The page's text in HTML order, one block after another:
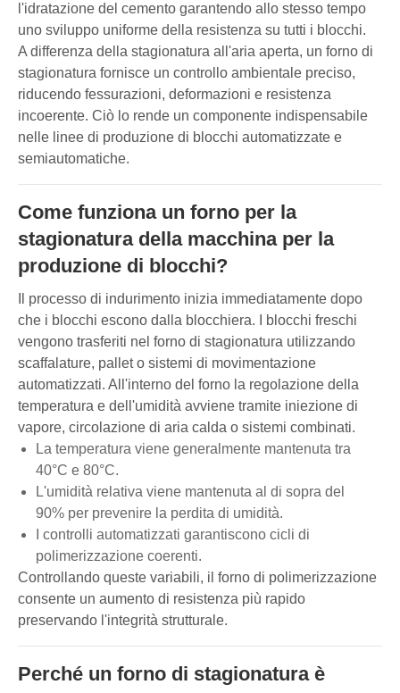
l'idratazione del cemento garantendo allo stesso tempo
uno sviluppo uniforme della resistenza su tutti i blocchi.
A differenza della stagionatura all'aria aperta, un forno di
stagionatura fornisce un controllo ambientale preciso,
riducendo fessurazioni, deformazioni e resistenza
incoerente. Ciò lo rende un componente indispensabile
nelle linee di produzione di blocchi automatizzate e
semiautomatiche.
Come funziona un forno per la
stagionatura della macchina per la
produzione di blocchi?
Il processo di indurimento inizia immediatamente dopo
che i blocchi escono dalla blocchiera. I blocchi freschi
vengono trasferiti nel forno di stagionatura utilizzando
scaffalature, pallet o sistemi di movimentazione
automatizzati. All'interno del forno la regolazione della
temperatura e dell'umidità avviene tramite iniezione di
vapore, circolazione di aria calda o sistemi combinati.
La temperatura viene generalmente mantenuta tra
40°C e 80°C.
L'umidità relativa viene mantenuta al di sopra del
90% per prevenire la perdita di umidità.
I controlli automatizzati garantiscono cicli di
polimerizzazione coerenti.
Controllando queste variabili, il forno di polimerizzazione
consente un aumento di resistenza più rapido
preservando l'integrità strutturale.
Perché un forno di stagionatura è